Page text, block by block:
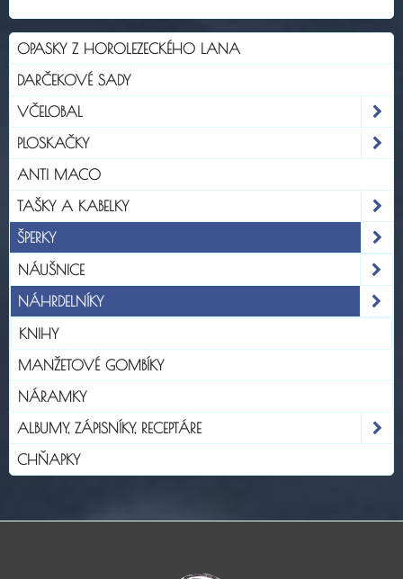
OPASKY Z HOROLEZECKÉHO LANA
DARČEKOVÉ SADY
VČELOBAL
PLOSKAČKY
ANTI MACO
TAŠKY A KABELKY
ŠPERKY
NÁUŠNICE
NÁHRDELNÍKY
KNIHY
MANŽETOVÉ GOMBÍKY
NÁRAMKY
ALBUMY, ZÁPISNÍKY, RECEPTÁRE
CHŇAPKY